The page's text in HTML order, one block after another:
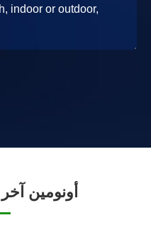
أونومين